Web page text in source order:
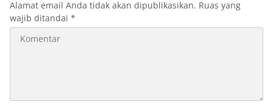
Alamat email Anda tidak akan dipublikasikan. Ruas yang
wajib ditandai *